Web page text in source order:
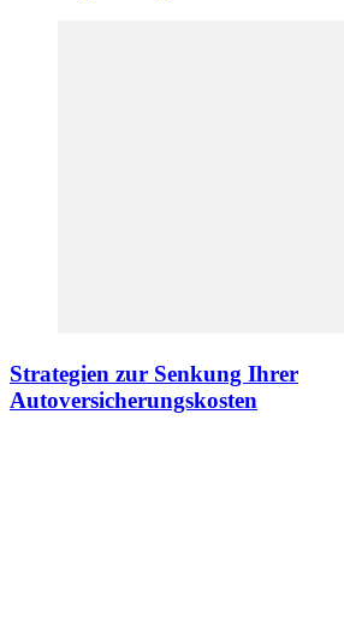
Strategien zur Senkung Ihrer
Autoversicherungskosten